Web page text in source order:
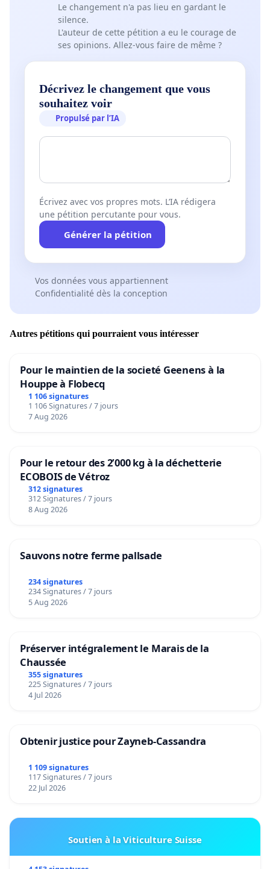
Le changement n'a pas lieu en gardant le
silence.
L'auteur de cette pétition a eu le courage de
ses opinions. Allez-vous faire de même ?
Décrivez le changement que vous
souhaitez voir
Propulsé par l’IA
Écrivez avec vos propres mots. L’IA rédigera
une pétition percutante pour vous.
Générer la pétition
Vos données vous appartiennent
Confidentialité dès la conception
Autres pétitions qui pourraient vous intéresser
Pour le maintien de la societé Geenens à la
Houppe à Flobecq
1 106 signatures
1 106 Signatures / 7 jours
7 Aug 2026
Pour le retour des 2’000 kg à la déchetterie
ECOBOIS de Vétroz
312 signatures
312 Signatures / 7 jours
8 Aug 2026
Sauvons notre ferme pallsade
234 signatures
234 Signatures / 7 jours
5 Aug 2026
Préserver intégralement le Marais de la
Chaussée
355 signatures
225 Signatures / 7 jours
4 Jul 2026
Obtenir justice pour Zayneb-Cassandra
1 109 signatures
117 Signatures / 7 jours
22 Jul 2026
Soutien à la Viticulture Suisse